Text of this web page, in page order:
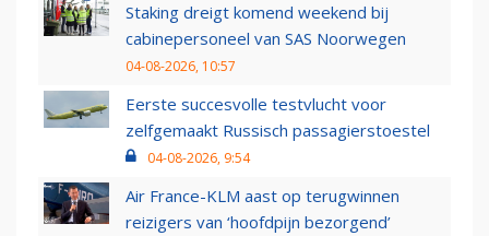
Staking dreigt komend weekend bij
cabinepersoneel van SAS Noorwegen
04-08-2026, 10:57
Eerste succesvolle testvlucht voor
zelfgemaakt Russisch passagierstoestel
04-08-2026, 9:54
Air France-KLM aast op terugwinnen
reizigers van ‘hoofdpijn bezorgend’